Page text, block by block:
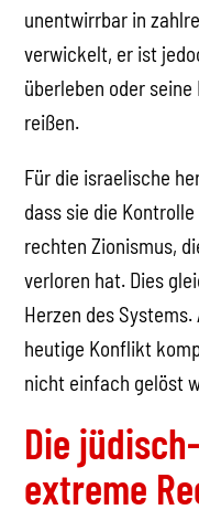
unentwirrbar in
verwickelt, er ist
überleben oder
reißen.
Für die israelische
dass sie die
rechten Zionismus,
verloren hat. Dies
Herzen des
heutige Konflikt
nicht einfach gelöst
Die
extreme